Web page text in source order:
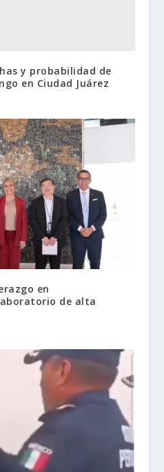
y probabilidad de
en Ciudad Juárez
en
de alta